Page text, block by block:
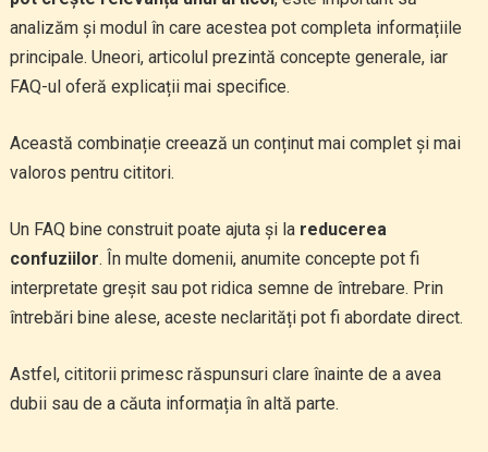
analizăm și modul în care acestea pot completa informațiile
principale. Uneori, articolul prezintă concepte generale, iar
FAQ-ul oferă explicații mai specifice.
Această combinație creează un conținut mai complet și mai
valoros pentru cititori.
Un FAQ bine construit poate ajuta și la reducerea
confuziilor. În multe domenii, anumite concepte pot fi
interpretate greșit sau pot ridica semne de întrebare. Prin
întrebări bine alese, aceste neclarități pot fi abordate direct.
Astfel, cititorii primesc răspunsuri clare înainte de a avea
dubii sau de a căuta informația în altă parte.